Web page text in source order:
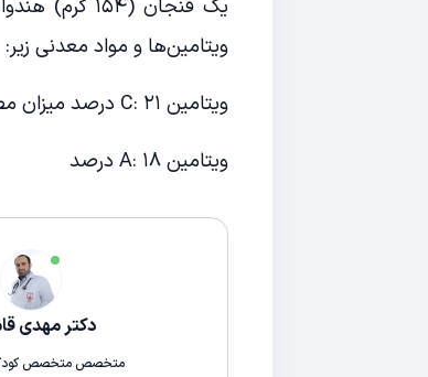
یک فنجان
ویتامین‌ها و مواد معدنی زیر:
ویتامین C: ۲۱ درصد میزان مصرف روزانه
ویتامین A: ۱۸ درصد
دکتر مهدی
متخصص متخصص